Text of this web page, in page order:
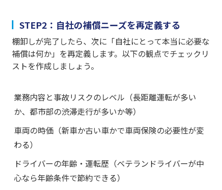
STEP2：自社の補償ニーズを再定義する
棚卸しが完了したら、次に「自社にとって本当に必要な
補償は何か」を再定義します。以下の観点でチェックリ
ストを作成しましょう。
業務内容と事故リスクのレベル（長距離運転が多い
か、都市部の渋滞走行が多いか等）
車両の時価（新車か古い車かで車両保険の必要性が変
わる）
ドライバーの年齢・運転歴（ベテランドライバーが中
心なら年齢条件で節約できる）